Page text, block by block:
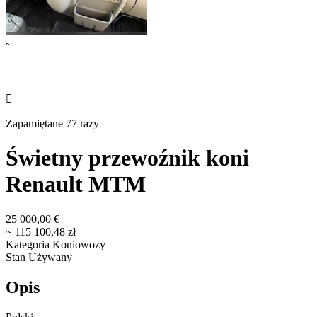
~

Zapamiętane 77 razy
Świetny przewoźnik koni
Renault MTM
25 000,00 €
~ 115 100,48 zł
Kategoria Koniowozy
Stan Używany
Opis